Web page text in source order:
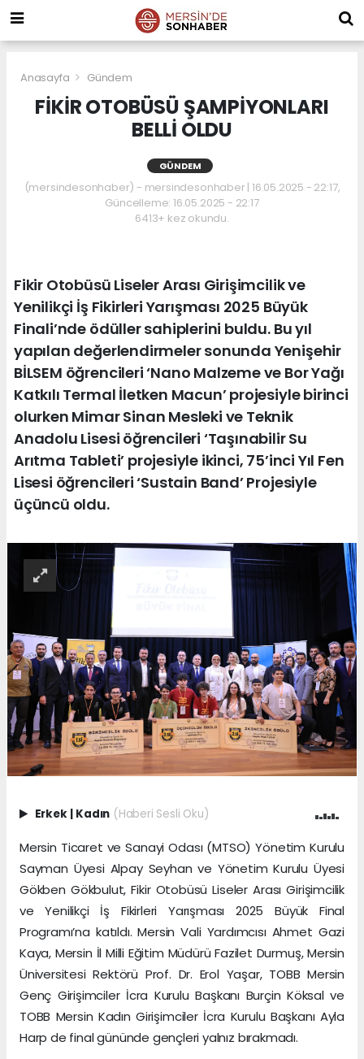
Anasayfa Gündem
FİKİR OTOBÜSÜ ŞAMPİYONLARI
BELLİ OLDU
GÜNDEM
(mersindesonhaber) - mersindesonhaber | 16.05.2025 - 22:17,
Güncelleme: 16.05.2025 - 22:17
6413+ kez okundu.
Fikir Otobüsü Liseler Arası Girişimcilik ve
Yenilikçi İş Fikirleri Yarışması 2025 Büyük
Finali’nde ödüller sahiplerini buldu. Bu yıl
yapılan değerlendirmeler sonunda Yenişehir
BİLSEM öğrencileri ‘Nano Malzeme ve Bor Yağı
Katkılı Termal İletken Macun’ projesiyle birinci
olurken Mimar Sinan Mesleki ve Teknik
Anadolu Lisesi öğrencileri ‘Taşınabilir Su
Arıtma Tableti’ projesiyle ikinci, 75’inci Yıl Fen
Lisesi öğrencileri ‘Sustain Band’ Projesiyle
üçüncü oldu.
Erkek | Kadın (Haberi Sesli Oku)
Mersin Ticaret ve Sanayi Odası (MTSO) Yönetim Kurulu
Sayman Üyesi Alpay Seyhan ve Yönetim Kurulu Üyesi
Gökben Gökbulut, Fikir Otobüsü Liseler Arası Girişimcilik
ve Yenilikçi İş Fikirleri Yarışması 2025 Büyük Final
Programı’na katıldı. Mersin Vali Yardımcısı Ahmet Gazi
Kaya, Mersin İl Milli Eğitim Müdürü Fazilet Durmuş, Mersin
Üniversitesi Rektörü Prof. Dr. Erol Yaşar, TOBB Mersin
Genç Girişimciler İcra Kurulu Başkanı Burçin Köksal ve
TOBB Mersin Kadın Girişimciler İcra Kurulu Başkanı Ayla
Harp de final gününde gençleri yalnız bırakmadı.